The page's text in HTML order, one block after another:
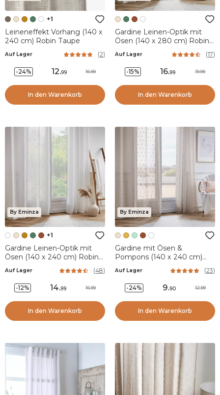
+1
Leineneffekt Vorhang (140 x
240 cm) Robin Taupe
Auf Lager (2)
-24% 12.99 16.99
In den Warenkorb
Gardine Leinen-Optik mit
Ösen (140 x 280 cm) Robin
Auf Lager (17)
-15% 16.99 19.99
In den Warenkorb
By Eminza
+1
Gardine Leinen-Optik mit
Ösen (140 x 240 cm) Robin
Auf Lager (48)
-12% 14.99 16.99
In den Warenkorb
By Eminza
Gardine mit Ösen &
Pompons (140 x 240 cm)
Auf Lager (23)
-24% 9.90 12.99
In den Warenkorb